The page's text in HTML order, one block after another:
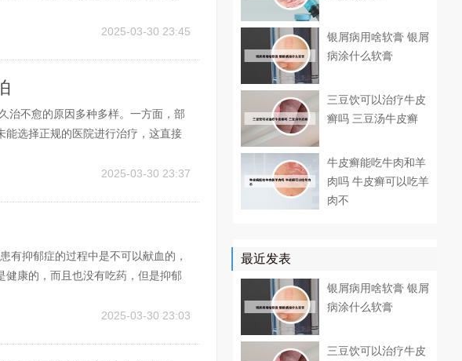
具有抗炎、抗增殖的作用，能有效缓
2025-03-30 23:45
治不愈的原因多种多样。一方面，部
能选择正规的医院进行治疗，这直接
牛皮癣的治疗变得更加困难。您好，
2025-03-30 23:37
有抑郁症的过程中是不可以献血的，
健康的，而且也没有吃药，但是抑郁
有恐惧的心理，再去献血，可能会影
2025-03-30 23:03
银屑病用啥软膏 银屑
病涂什么软膏
三豆饮可以治疗牛皮
癣吗 三豆汤牛皮癣
牛皮癣能吃牛肉和羊
肉吗 牛皮癣可以吃羊
肉不
最近发表
银屑病用啥软膏 银屑
病涂什么软膏
三豆饮可以治疗牛皮